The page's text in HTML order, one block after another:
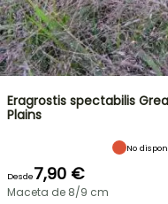
Eragrostis spectabilis
Plains
No
Desde7,90 €
Maceta de 8/9 cm